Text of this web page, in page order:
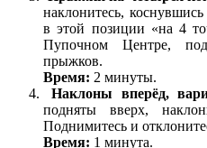
наклонитесь,
в этой позиции «на 4
Пупочном Центре,
прыжков.
Время: 2 минуты.
Наклоны вперёд,
подняты вверх,
Поднимитесь и
Время: 1 минута.